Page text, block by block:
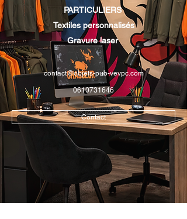
PARTICULIERS
Textiles personnalisés
Gravure laser
contact@objets-pub-vevpc.com
0610731646
Contact